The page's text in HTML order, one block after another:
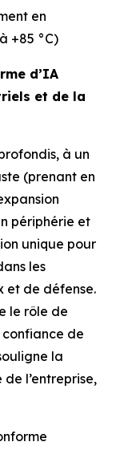
en
+85 °C)
d’IA
et de la
à un
(prenant en
périphérie et
unique pour
les
et de défense.
le rôle de
de
la
l’entreprise,